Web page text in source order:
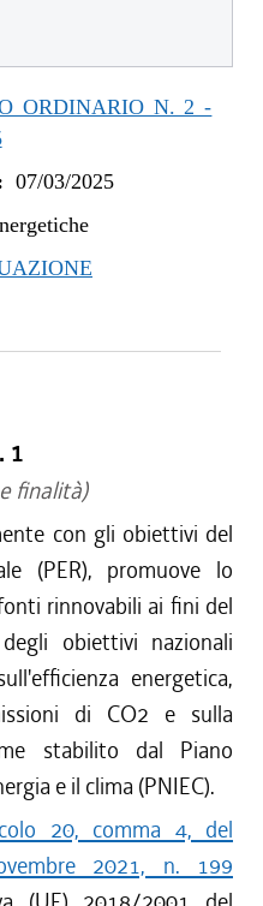
ORDINARIO N. 2 -
07/03/2025
1
finalità)
con gli obiettivi del
(PER), promuove lo
rinnovabili ai fini del
obiettivi nazionali
energetica,
di CO2 e sulla
stabilito dal Piano
e il clima (PNIEC).
20, comma 4, del
2021, n. 199